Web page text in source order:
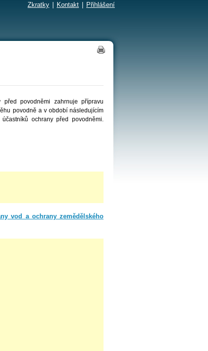
Zkratky Kontakt Přihlášení
povodněmi zahrnuje přípravu
povodně a v období následujícím
ochrany před povodněmi.
vod a ochrany zemědělského